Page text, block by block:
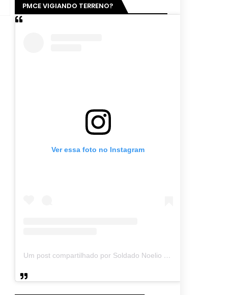
PMCE VIGIANDO TERRENO?
Ver essa foto no Instagram
Um post compartilhado por Soldado Noelio (@soldadonoelio)